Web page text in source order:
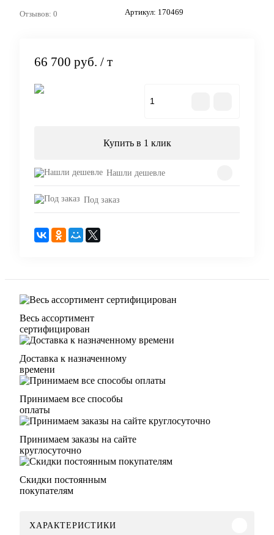
Отзывов: 0 Артикул: 170469
66 700 руб. / т
Купить в 1 клик
Нашли дешевле
Под заказ
Весь ассортимент
сертифицирован
Доставка к назначенному
времени
Принимаем все способы
оплаты
Принимаем заказы на сайте
круглосуточно
Скидки постоянным
покупателям
ХАРАКТЕРИСТИКИ